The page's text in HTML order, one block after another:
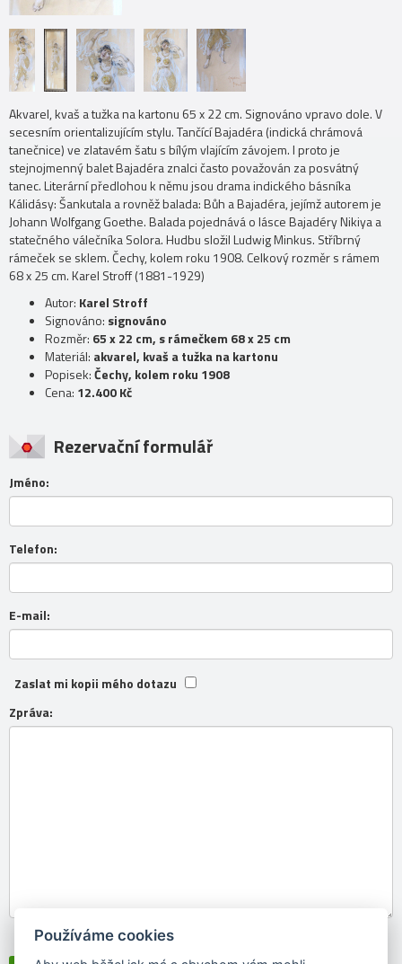
Akvarel, kvaš a tužka na kartonu 65 x 22 cm. Signováno vpravo dole. V
secesním orientalizujícím stylu. Tančící Bajadéra (indická chrámová
tanečnice) ve zlatavém šatu s bílým vlajícím závojem. I proto je
stejnojmenný balet Bajadéra znalci často považován za posvátný
tanec. Literární předlohou k němu jsou drama indického básníka
Kálidásy: Šankutala a rovněž balada: Bůh a Bajadéra, jejímž autorem je
Johann Wolfgang Goethe. Balada pojednává o lásce Bajadéry Nikiya a
statečného válečníka Solora. Hudbu složil Ludwig Minkus. Stříbrný
rámeček se sklem. Čechy, kolem roku 1908. Celkový rozměr s rámem
68 x 25 cm. Karel Stroff (1881-1929)
Autor: Karel Stroff
Signováno: signováno
Rozměr: 65 x 22 cm, s rámečkem 68 x 25 cm
Materiál: akvarel, kvaš a tužka na kartonu
Popisek:Čechy, kolem roku 1908
Cena: 12.400 Kč
Rezervační formulář
Jméno:
Telefon:
E-mail:
Zaslat mi kopii mého dotazu
Zpráva:
Souhlasím sezpracováním osobních údajů
Používáme cookies